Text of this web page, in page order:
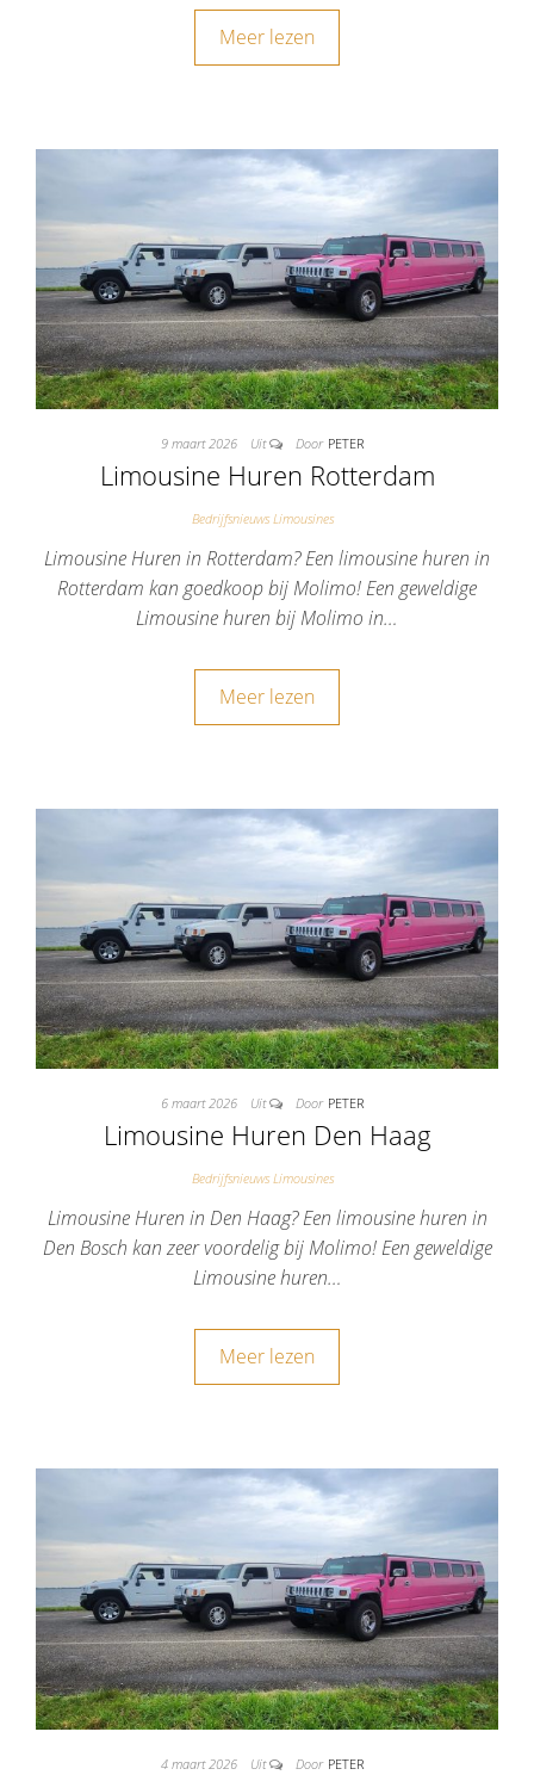
Meer lezen
9 maart 2026 Uit Door PETER
Limousine Huren Rotterdam
Bedrijfsnieuws Limousines
Limousine Huren in Rotterdam? Een limousine huren in
Rotterdam kan goedkoop bij Molimo! Een geweldige
Limousine huren bij Molimo in…
Meer lezen
6 maart 2026 Uit Door PETER
Limousine Huren Den Haag
Bedrijfsnieuws Limousines
Limousine Huren in Den Haag? Een limousine huren in
Den Bosch kan zeer voordelig bij Molimo! Een geweldige
Limousine huren…
Meer lezen
4 maart 2026 Uit Door PETER